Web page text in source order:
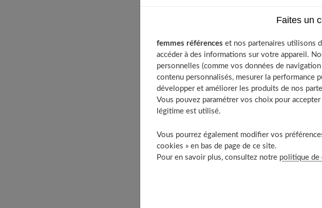
Cheveux fins : les coupes et coiffures
Comment prendre soin de ses
Cheveux fins : les 12 meilleures
La coupe dégradée
Le carré structuré
La coupe pixie
La coupe pixie asymétrique
Le bob court émoussé
Faites un
femmes références et nos partenaires utilisons
accéder à des informations sur votre appareil.
personnelles (comme vos données de
contenu personnalisés, mesurer la performance
développer et améliorer les produits de nos
Vous pouvez paramétrer vos choix pour
légitime est utilisé.
Vous pourrez également modifier vos
cookies » en bas de page de ce site.
Pour en savoir plus, consultez notre politique de